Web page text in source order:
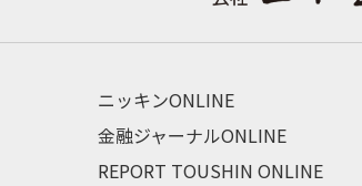
ニッキンONLINE
金融ジャーナルONLINE
REPORT TOUSHIN ONLINE